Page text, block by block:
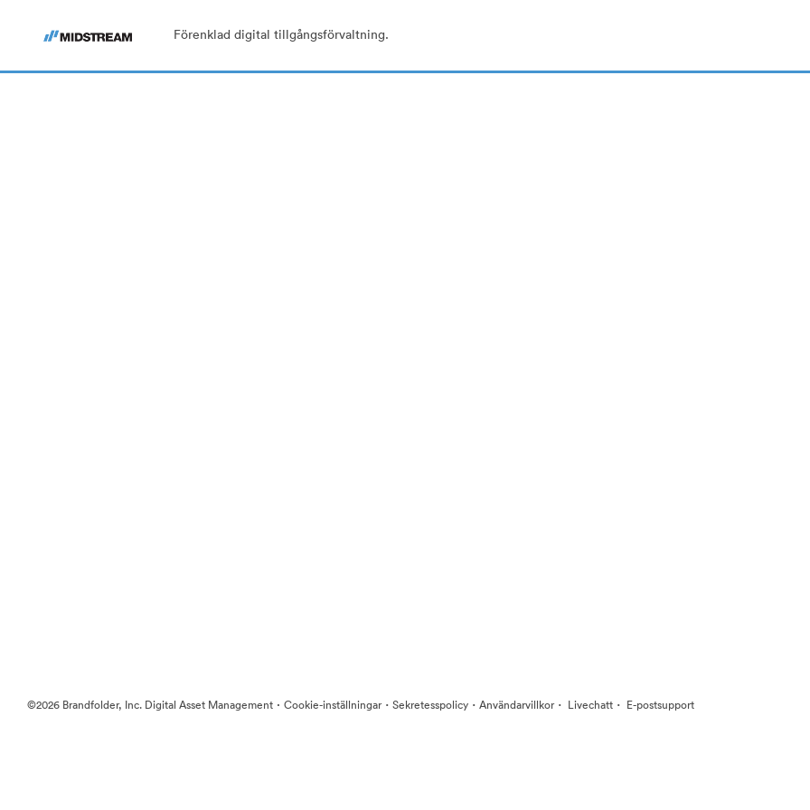
Förenklad digital tillgångsförvaltning.
©2026 Brandfolder, Inc. Digital Asset Management · Cookie-inställningar· Sekretesspolicy · Användarvillkor· Livechatt · E-postsupport